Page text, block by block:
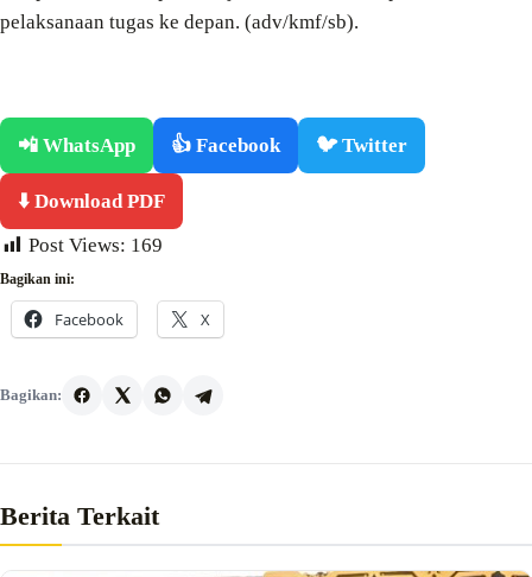
pelaksanaan tugas ke depan. (adv/kmf/sb).
📲 WhatsApp 👍 Facebook 🐦 Twitter
⬇️ Download PDF
Post Views: 169
Bagikan ini:
Facebook X
Bagikan:
Berita Terkait